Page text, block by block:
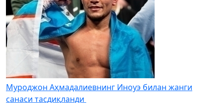
Муроджон Аҳмадалиевнинг Иноуэ билан жанги
санаси тасдиқланди